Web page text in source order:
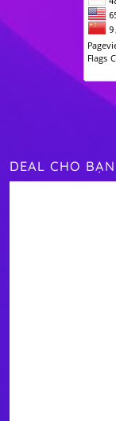
DEAL CHO BẠN